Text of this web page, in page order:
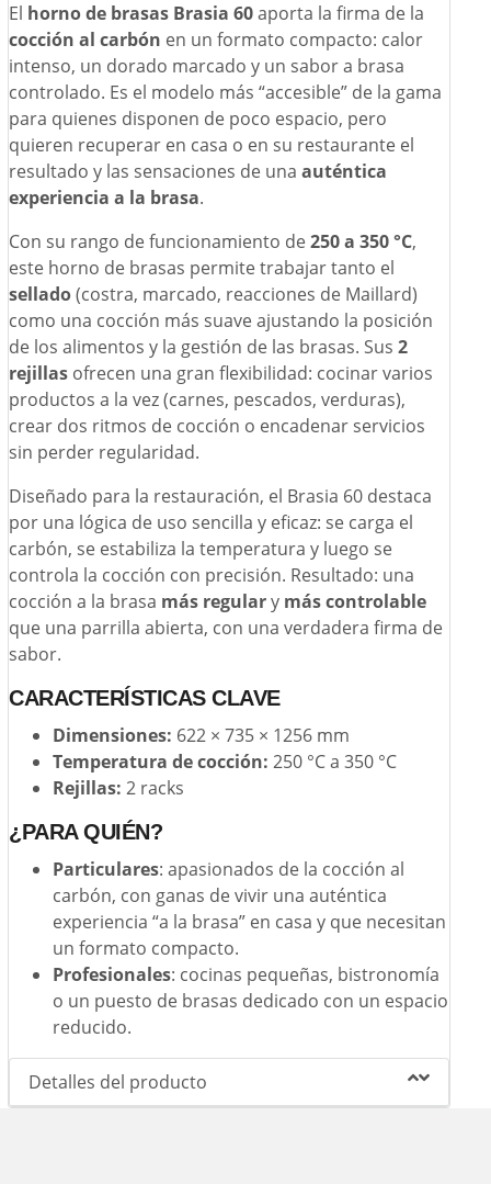
El horno de brasas Brasia 60aporta la firma de la
cocción al carbón en un formato compacto: calor
intenso, un dorado marcado y un sabor a brasa
controlado. Es el modelo más “accesible” de la gama
para quienes disponen de poco espacio, pero
quieren recuperar en casa o en su restaurante el
resultado y las sensaciones de unaauténtica
experiencia a la brasa.
Con su rango de funcionamiento de250 a 350 °C,
este horno de brasas permite trabajar tanto el
sellado(costra, marcado, reacciones de Maillard)
como una cocción más suave ajustando la posición
de los alimentos y la gestión de las brasas. Sus2
rejillas ofrecen una gran flexibilidad: cocinar varios
productos a la vez (carnes, pescados, verduras),
crear dos ritmos de cocción o encadenar servicios
sin perder regularidad.
Diseñado para la restauración, el Brasia 60 destaca
por una lógica de uso sencilla y eficaz: se carga el
carbón, se estabiliza la temperatura y luego se
controla la cocción con precisión. Resultado: una
cocción a la brasa más regulary más controlable
que una parrilla abierta, con una verdadera firma de
sabor.
CARACTERÍSTICAS CLAVE
Dimensiones: 622 × 735 × 1256 mm
Temperatura de cocción: 250 °C a 350 °C
Rejillas: 2 racks
¿PARA QUIÉN?
Particulares: apasionados de la cocción al
carbón, con ganas de vivir una auténtica
experiencia “a la brasa” en casa y que necesitan
un formato compacto.
Profesionales: cocinas pequeñas, bistronomía
o un puesto de brasas dedicado con un espacio
reducido.
Detalles del producto